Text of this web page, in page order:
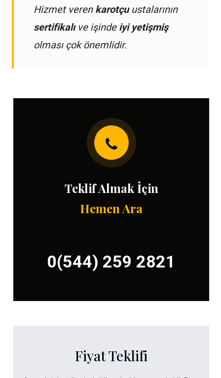
Hizmet veren karotçuustalarının
sertifikalıve işinde iyi yetişmiş
olması çok önemlidir.
Teklif Almak İçin
Hemen Ara
0(544) 259 2821
Fiyat Teklifi